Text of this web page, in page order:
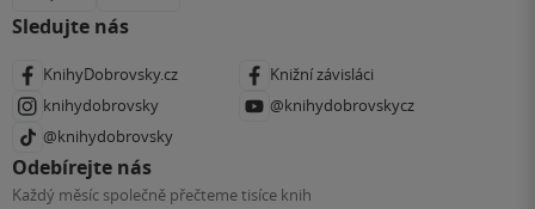
Sledujte nás
KnihyDobrovsky.cz
Knižní závisláci
knihydobrovsky
@knihydobrovskycz
@knihydobrovsky
Odebírejte nás
Každý měsíc společně přečteme tisíce knih